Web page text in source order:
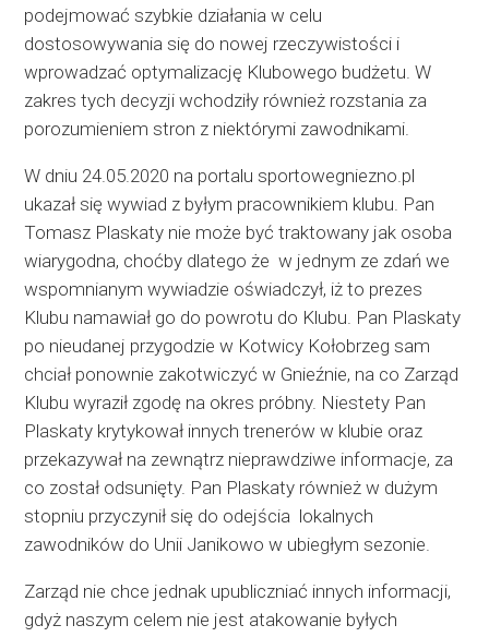
podejmować szybkie działania w celu
dostosowywania się do nowej rzeczywistości i
wprowadzać optymalizację Klubowego budżetu. W
zakres tych decyzji wchodziły również rozstania za
porozumieniem stron z niektórymi zawodnikami.
W dniu 24.05.2020 na portalu sportowegniezno.pl
ukazał się wywiad z byłym pracownikiem klubu. Pan
Tomasz Plaskaty nie może być traktowany jak osoba
wiarygodna, choćby dlatego że w jednym ze zdań we
wspomnianym wywiadzie oświadczył, iż to prezes
Klubu namawiał go do powrotu do Klubu. Pan Plaskaty
po nieudanej przygodzie w Kotwicy Kołobrzeg sam
chciał ponownie zakotwiczyć w Gnieźnie, na co Zarząd
Klubu wyraził zgodę na okres próbny. Niestety Pan
Plaskaty krytykował innych trenerów w klubie oraz
przekazywał na zewnątrz nieprawdziwe informacje, za
co został odsunięty. Pan Plaskaty również w dużym
stopniu przyczynił się do odejścia lokalnych
zawodników do Unii Janikowo w ubiegłym sezonie.
Zarząd nie chce jednak upubliczniać innych informacji,
gdyż naszym celem nie jest atakowanie byłych